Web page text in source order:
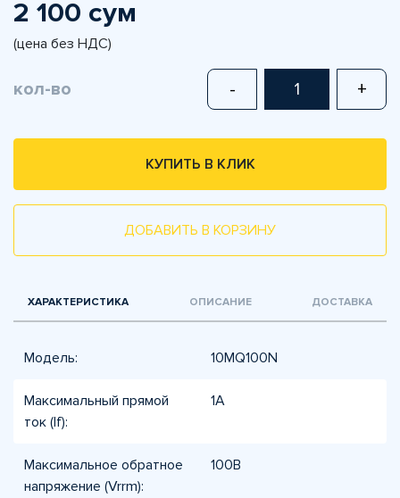
2 100 сум
(цена без НДС)
кол-во - +
КУПИТЬ В КЛИК
ДОБАВИТЬ В КОРЗИНУ
ХАРАКТЕРИСТИКА ОПИСАНИЕ ДОСТАВКА
Модель: 10MQ100N
Максимальный прямой
ток (If):
1А
Максимальное обратное
напряжение (Vrrm):
100В